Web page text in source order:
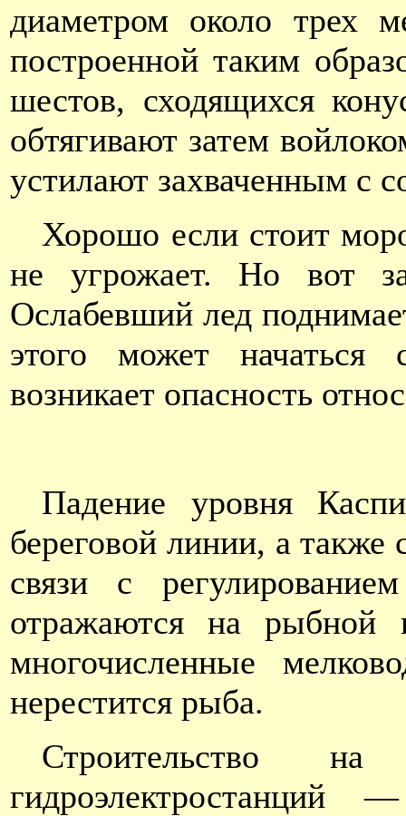
диаметром около трех
построенной таким
шестов, сходящихся
обтягивают затем
устилают захваченным с
Хорошо если стоит
не угрожает. Но вот
Ослабевший лед
этого может начаться
возникает опасность
Падение уровня
береговой линии, а также
связи с
отражаются на рыбной
многочисленные
нерестится рыба.
Строительство
гидроэлектростанций